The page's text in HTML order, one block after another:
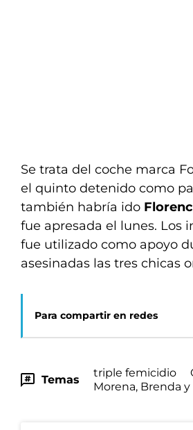
Se trata del coche marca
el quinto detenido como
también habría ido
fue apresada el lunes. Los
fue utilizado como apoyo
asesinadas las tres chicas
Para compartir en redes
Temas
triple femicidio
Morena, Brenda y